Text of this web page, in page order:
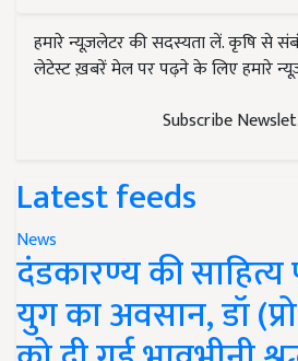
हमारे न्यूज़लेटर की सदस्यता लें. कृषि से
लेटेस्ट ख़बरें मेल पर पढ़ने के लिए हमारे
Subscribe
Latest feeds
News
दंडकारण्य की
युग का अवसान, डॉ